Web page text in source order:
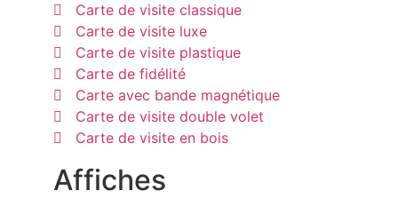
Carte de visite classique
Carte de visite luxe
Carte de visite plastique
Carte de fidélité
Carte avec bande magnétique
Carte de visite double volet
Carte de visite en bois
Affiches